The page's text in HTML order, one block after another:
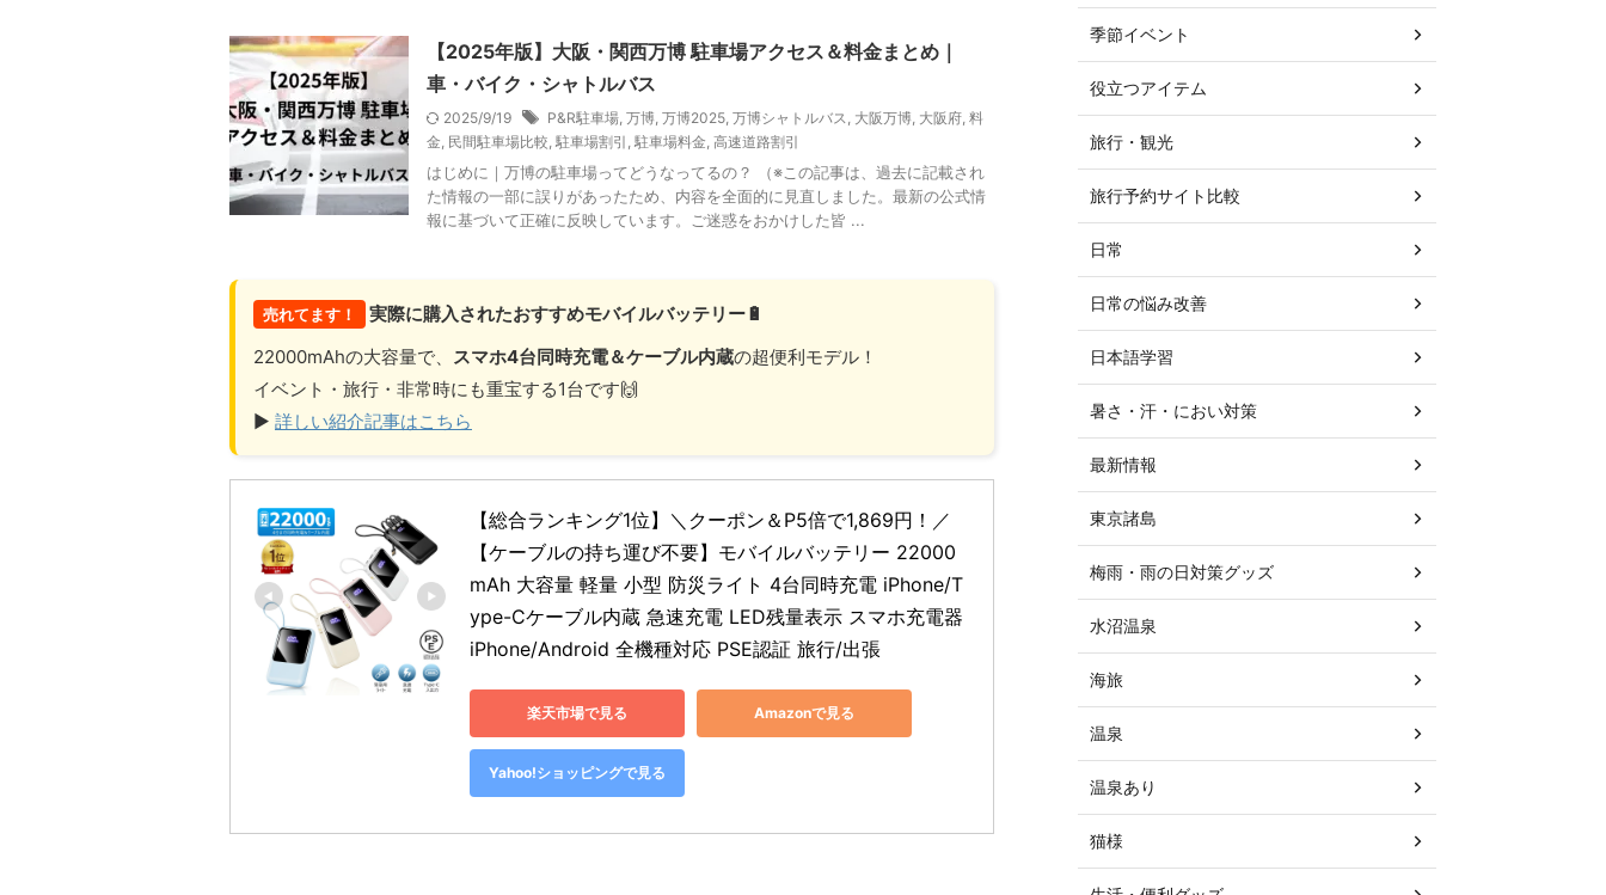
【2025年版】大阪・関西万博 駐車場アクセス＆料金まとめ｜
車・バイク・シャトルバス
2025/9/19 P&R駐車場 万博 万博2025 万博シャトルバス 大阪万博 大阪府 料
金 民間駐車場比較 駐車場割引 駐車場料金 高速道路割引
はじめに｜万博の駐車場ってどうなってるの？ （※この記事は、過去に記載され
た情報の一部に誤りがあったため、内容を全面的に見直しました。最新の公式情
報に基づいて正確に反映しています。ご迷惑をおかけした皆 ...
売れてます！
実際に購入されたおすすめモバイルバッテリー🔋
22000mAhの大容量で、
スマホ4台同時充電＆ケーブル内蔵の超便利モデル！
イベント・旅行・非常時にも重宝する1台です🙌
▶ 詳しい紹介記事はこちら
【総合ランキング1位】＼クーポン＆P5倍で1,869円！／
【ケーブルの持ち運び不要】モバイルバッテリー 22000
mAh 大容量 軽量 小型 防災ライト 4台同時充電 iPhone/T
ype-Cケーブル内蔵 急速充電 LED残量表示 スマホ充電器
iPhone/Android 全機種対応 PSE認証 旅行/出張
楽天市場で見る Amazonで見る
Yahoo!ショッピングで見る
季節イベント
役立つアイテム
旅行・観光
旅行予約サイト比較
日常
日常の悩み改善
日本語学習
暑さ・汗・におい対策
最新情報
東京諸島
梅雨・雨の日対策グッズ
水沼温泉
海旅
温泉
温泉あり
猫様